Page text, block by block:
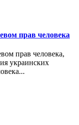
прав человека
прав человека,
украинских